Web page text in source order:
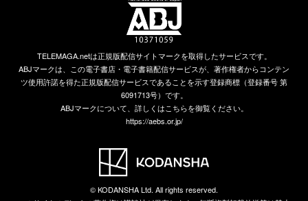
TELEMAGA.netは正規版配信サイトマークを取得したサービスです。
ABJマークは、この電子書店・電子書籍配信サービスが、著作権者からコンテン
ツ使用許諾を得た正規版配信サービスであることを示す登録商標（登録番号 第
6091713号）です。
ABJマークについて、詳しくはこちらを御覧ください。
https://aebs.or.jp/
© KODANSHA Ltd. All rights reserved.